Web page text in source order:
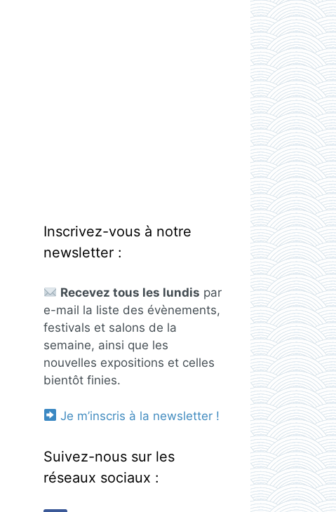
Inscrivez-vous à notre
newsletter :
Recevez tous les lundis par
e-mail la liste des évènements,
festivals et salons de la
semaine, ainsi que les
nouvelles expositions et celles
bientôt finies.
Je m’inscris à la newsletter !
Suivez-nous sur les
réseaux sociaux :